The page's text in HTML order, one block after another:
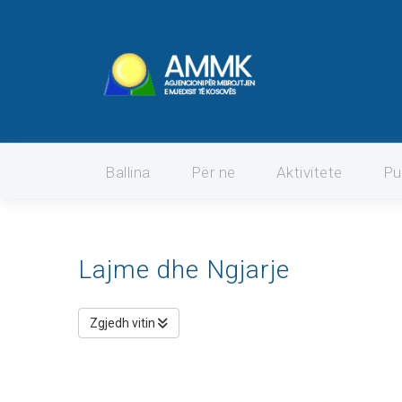
Ballina Për ne Aktivitete
Lajme dhe Ngjarje
Zgjedh vitin